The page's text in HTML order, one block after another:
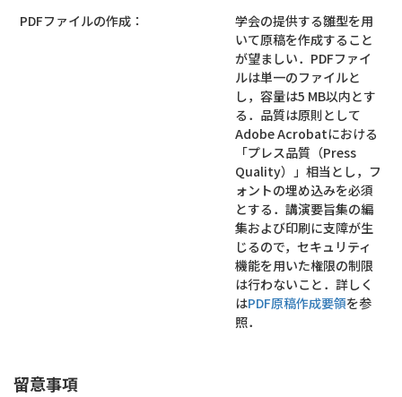
PDFファイルの作成：
学会の提供する雛型を用
いて原稿を作成すること
が望ましい．PDFファイ
ルは単一のファイルと
し，容量は5 MB以内とす
る．品質は原則として
Adobe Acrobatにおける
「プレス品質（Press
Quality）」相当とし，フ
ォントの埋め込みを必須
とする．講演要旨集の編
集および印刷に支障が生
じるので，セキュリティ
機能を用いた権限の制限
は行わないこと．詳しく
はPDF原稿作成要領を参
照．
留意事項